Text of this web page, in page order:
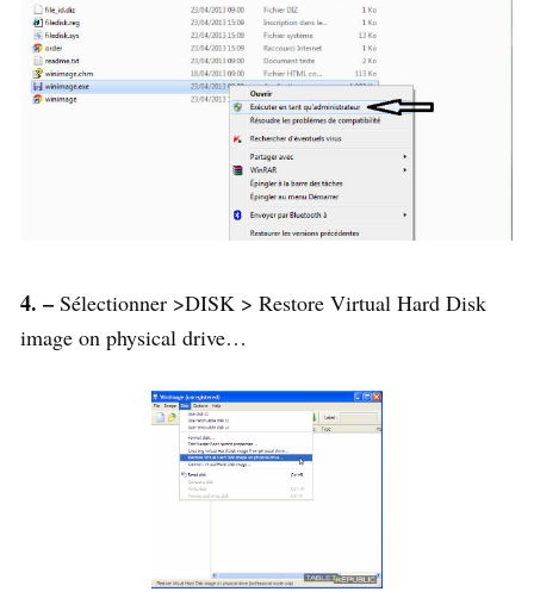
4. – Sélectionner >DISK > Restore Virtual Hard Disk
image on physical drive…